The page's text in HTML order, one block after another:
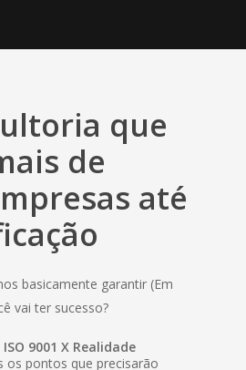
que
de
até
basicamente garantir (Em
vai ter sucesso?
9001 X Realidade
os pontos que precisarão